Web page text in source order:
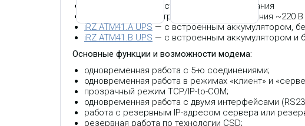
— без встроенного блока питания
iRZ АТМ41.B — с встроенным блоком питания ~220 В
iRZ ATM41.А UPS — с встроенным аккумулятором,
iRZ ATM41.B UPS — с встроенным аккумулятором и
Основные функции и возможности модема:
одновременная работа с 5-ю соединениями;
одновременная работа в режимах «клиент» и
прозрачный режим TCP/IP-to-COM;
одновременная работа с двумя интерфейсами
работа с резервным IP-адресом сервера или
резервная работа по технологии CSD;